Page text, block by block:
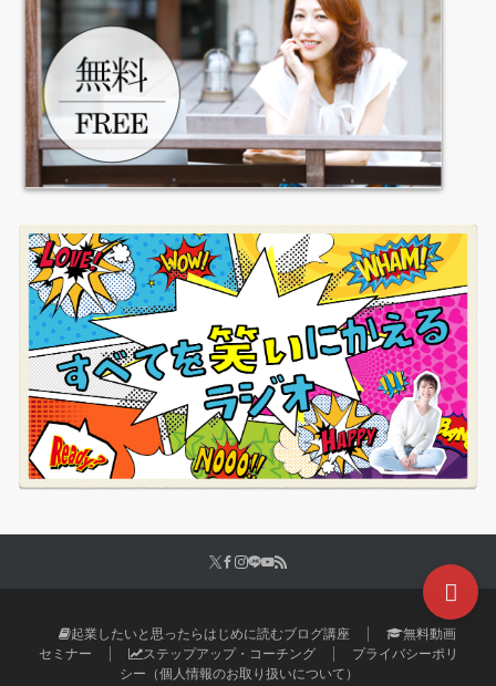
起業したいと思ったらはじめに読むブログ講座
無料動画
セミナー
ステップアップ・コーチング
プライバシーポリ
シー（個人情報のお取り扱いについて）